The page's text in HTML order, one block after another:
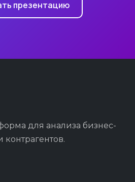
презентацию
для анализа бизнес-